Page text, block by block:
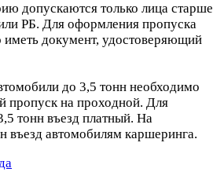
допускаются только лица старше
РБ. Для оформления пропуска
иметь документ, удостоверяющий
до 3,5 тонн необходимо
пропуск на проходной. Для
тонн въезд платный. На
въезд автомобилям каршеринга.